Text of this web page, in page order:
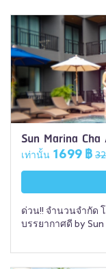
Sun Marina
เท่านั้น 1699 ฿
ด่วน!! จำนวนจำกัด
บรรยากาศดี by Sun